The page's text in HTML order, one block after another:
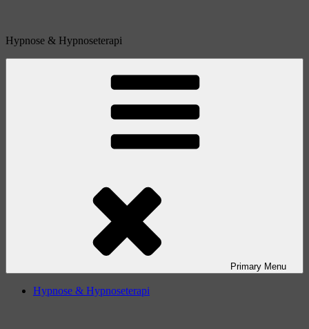
Hypnose & Hypnoseterapi
Primary Menu
Hypnose & Hypnoseterapi